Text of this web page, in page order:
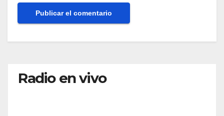
Radio en vivo